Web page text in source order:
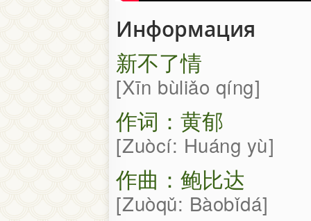
Информация
新不了情
Xīn bùliǎo qíng
作词：黄郁
Zuòcí: Huáng yù
作曲：鲍比达
Zuòqǔ: Bàobǐdá